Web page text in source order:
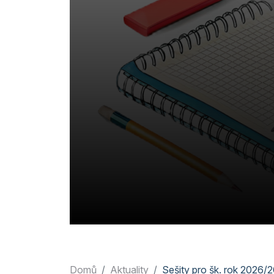
Domů Aktuality Sešity pro šk. rok 2026/